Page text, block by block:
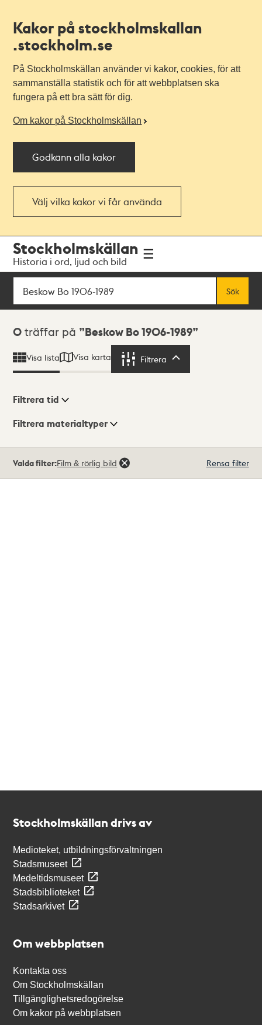
Kakor på stockholmskallan
.stockholm.se
På Stockholmskällan använder vi kakor, cookies, för att
sammanställa statistik och för att webbplatsen ska
fungera på ett bra sätt för dig.
Om kakor på Stockholmskällan
Godkänn alla kakor
Välj vilka kakor vi får använda
navigationen
huvudinnehållet
Stockholmskällan
Historia i ord, ljud och bild
Sök
Sök
Sökresultat
0 träffar på Beskow Bo 1906-1989
Visa lista Visa karta Filtrera
Visningsläge
Filtrera tid
Filtrera materialtyper
träffar
Valda filter:Film & rörlig bild Rensa filter
Stockholmskällan drivs av
Medioteket, utbildningsförvaltningen
Stadsmuseet
Medeltidsmuseet
Stadsbiblioteket
Stadsarkivet
Om webbplatsen
Kontakta oss
Om Stockholmskällan
Tillgänglighetsredogörelse
Om kakor på webbplatsen